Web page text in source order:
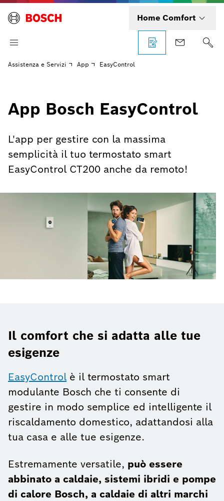
Home Comfort
Assistenza e Servizi App EasyControl
App Bosch EasyControl
L'app per gestire con la massima
semplicità il tuo termostato smart
EasyControl CT200 anche da remoto!
Il comfort che si adatta alle tue
esigenze
EasyControlè il termostato smart
modulante Bosch che ti consente di
gestire in modo semplice ed intelligente il
riscaldamento domestico, adattandosi alla
tua casa e alle tue esigenze.
Estremamente versatile, può essere
abbinato a caldaie, sistemi ibridi e pompe
di calore Bosch, a caldaie di altri marchi